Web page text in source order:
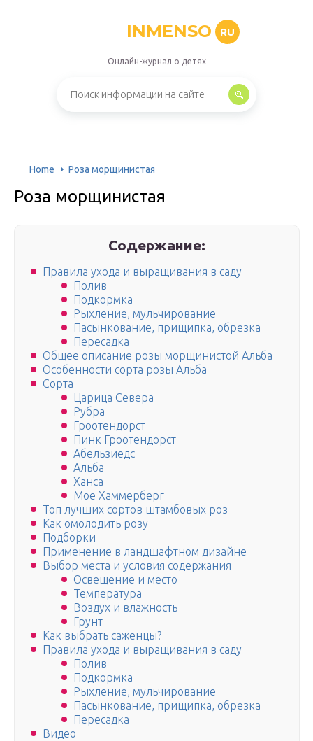
INMENSO RU
Онлайн-журнал о детях
Home Роза морщинистая
Роза морщинистая
Содержание:
Правила ухода и выращивания в саду
Полив
Подкормка
Рыхление, мульчирование
Пасынкование, прищипка, обрезка
Пересадка
Общее описание розы морщинистой Альба
Особенности сорта розы Альба
Сорта
Царица Севера
Рубра
Гроотендорст
Пинк Гроотендорст
Абельзиедс
Альба
Ханса
Мое Хаммерберг
Топ лучших сортов штамбовых роз
Как омолодить розу
Подборки
Применение в ландшафтном дизайне
Выбор места и условия содержания
Освещение и место
Температура
Воздух и влажность
Грунт
Как выбрать саженцы?
Правила ухода и выращивания в саду
Полив
Подкормка
Рыхление, мульчирование
Пасынкование, прищипка, обрезка
Пересадка
Видео